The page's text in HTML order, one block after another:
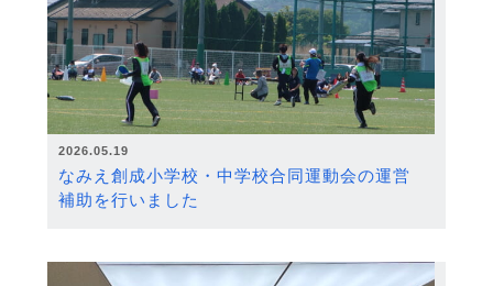
2026.05.19
なみえ創成小学校・中学校合同運動会の運営
補助を行いました